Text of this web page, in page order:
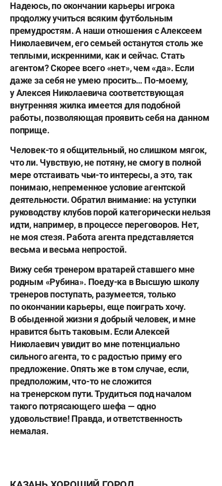
Надеюсь, по окончании карьеры игрока
продолжу учиться всяким футбольным
премудростям. А наши отношения с Алексеем
Николаевичем, его семьей останутся столь же
теплыми, искренними, как и сейчас. Стать
агентом? Скорее всего «нет», чем «да». Если
даже за себя не умею просить… По-моему,
у Алексея Николаевича соответствующая
внутренняя жилка имеется для подобной
работы, позволяющая проявить себя на данном
поприще.
Человек-то я общительный, но слишком мягок,
что ли. Чувствую, не потяну, не смогу в полной
мере отстаивать чьи-то интересы, а это, так
понимаю, непременное условие агентской
деятельности. Обратил внимание: на уступки
руководству клубов порой категорически нельзя
идти, например, в процессе переговоров. Нет,
не моя стезя. Работа агента представляется
весьма и весьма непростой.
Вижу себя тренером вратарей ставшего мне
родным «Рубина». Поеду-ка в Высшую школу
тренеров поступать, разумеется, только
по окончании карьеры, еще поиграть хочу.
В обыденной жизни я добрый человек, и мне
нравится быть таковым. Если Алексей
Николаевич увидит во мне потенциально
сильного агента, то с радостью приму его
предложение. Опять же в том случае, если,
предположим, что-то не сложится
на тренерском пути. Трудиться под началом
такого потрясающего шефа — одно
удовольствие! Правда, и ответственность
немалая.